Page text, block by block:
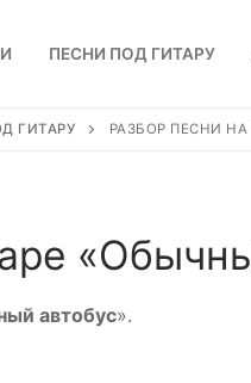
ПЕСНИ ПОД ГИТАРУ
ГИТАРУ РАЗБОР ПЕСНИ
автобус».